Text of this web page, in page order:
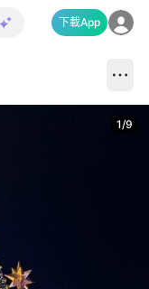
下載App
1/9